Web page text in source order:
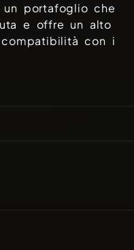
portafoglio che
e offre un alto
con i